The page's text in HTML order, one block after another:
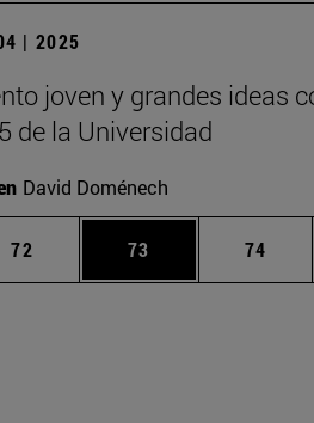
| 2025
joven y grandes ideas
de la Universidad
David Doménech
Use TAB para
Página
72 Página
73 Página
74